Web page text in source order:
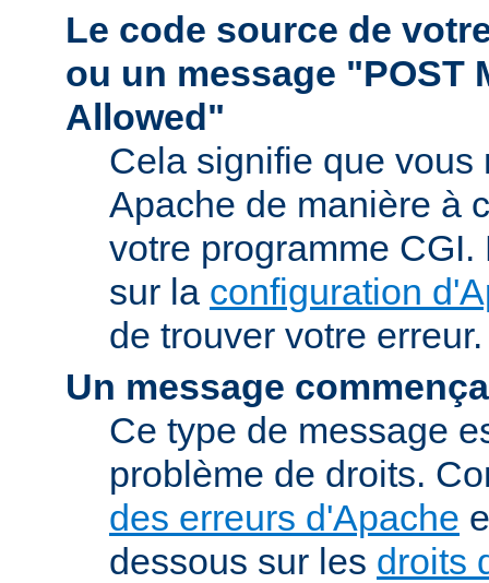
Le code source de
ou un message "POST
Allowed"
Cela signifie que vous
Apache de manière à
votre programme
sur la configuration
de trouver votre erreur.
Un message
Ce type de message
problème de droits.
des erreurs d'Apache
dessous sur les droits